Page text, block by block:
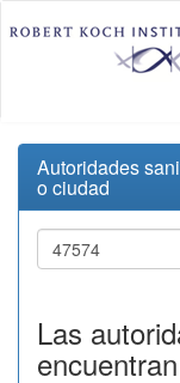
Autoridades
o ciudad
Las
encuentran